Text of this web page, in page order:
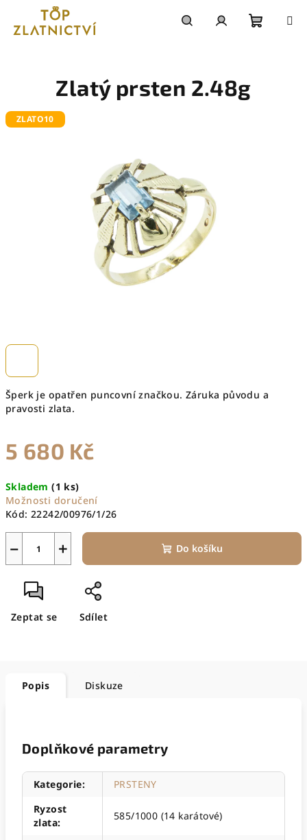
obsah
Šperk je opatřen puncovní značkou. Záruka původu a
pravosti zlata.
5 680 Kč
cena:
Skladem(1 ks)
Možnosti doručení
Kód: 22242/00976/1/26
+
− Do košíku
Zeptat se Sdílet
Zlatý prsten 2.48g
ZLATO10
Popis Diskuze
Doplňkové parametry
Kategorie:
PRSTENY
Ryzost
zlata:
585/1000 (14 karátové)